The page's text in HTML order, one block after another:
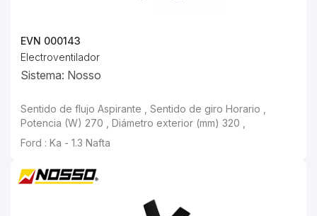
EVN 000143
Electroventilador
Sistema: Nosso
Sentido de flujo Aspirante